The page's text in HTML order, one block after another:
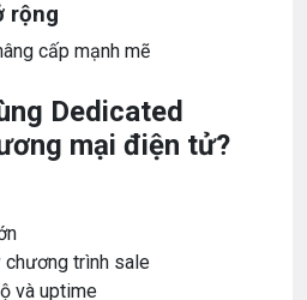
rộng
cấp mạnh mẽ
Dedicated
mại điện tử?
chương trình sale
và uptime